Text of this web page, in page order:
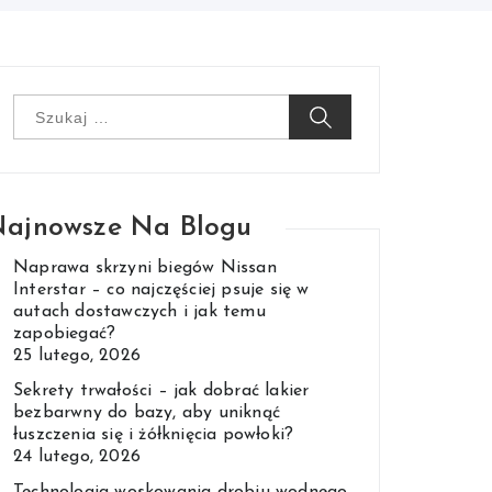
Na Blogu
Naprawa skrzyni biegów Nissan
Interstar – co najczęściej psuje się w
autach dostawczych i jak temu
zapobiegać?
25 lutego, 2026
Sekrety trwałości – jak dobrać lakier
bezbarwny do bazy, aby uniknąć
łuszczenia się i żółknięcia powłoki?
24 lutego, 2026